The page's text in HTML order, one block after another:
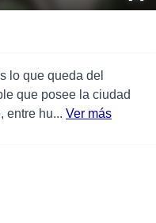
lo que queda del
que posee la ciudad
entre hu... Ver más